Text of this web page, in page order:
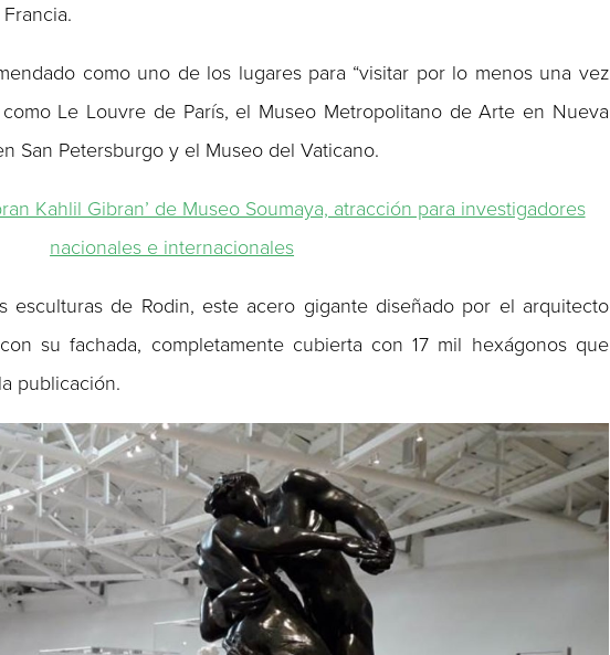
Francia.
como uno de los lugares para “visitar por lo menos una vez
Le Louvre de París, el Museo Metropolitano de Arte en Nueva
San Petersburgo y el Museo del Vaticano.
Kahlil Gibran’ de Museo Soumaya, atracción para investigadores
nacionales e internacionales
esculturas de Rodin, este acero gigante diseñado por el arquitecto
su fachada, completamente cubierta con 17 mil hexágonos que
publicación.